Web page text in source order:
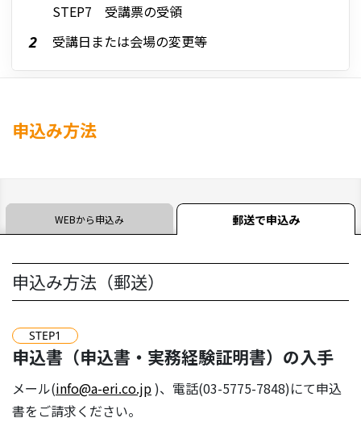
STEP7 受講票の受領
受講日または会場の変更等
申込み方法
WEBから申込み 郵送で申込み
申込み方法（郵送）
STEP1
申込書（申込書・実務経験証明書）の入手
メール(info@a-eri.co.jp)、電話(03-5775-7848)にて申込
書をご請求ください。